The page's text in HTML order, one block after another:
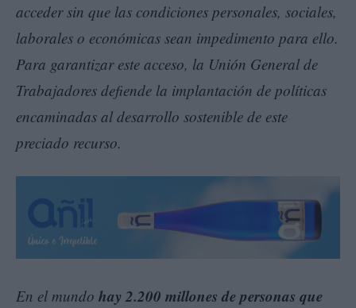
acceder sin que las condiciones personales, sociales,
laborales o económicas sean impedimento para ello.
Para garantizar este acceso, la Unión General de
Trabajadores defiende la implantación de políticas
encaminadas al desarrollo sostenible de este
preciado recurso.
En el mundo hay 2.200 millones de personas que